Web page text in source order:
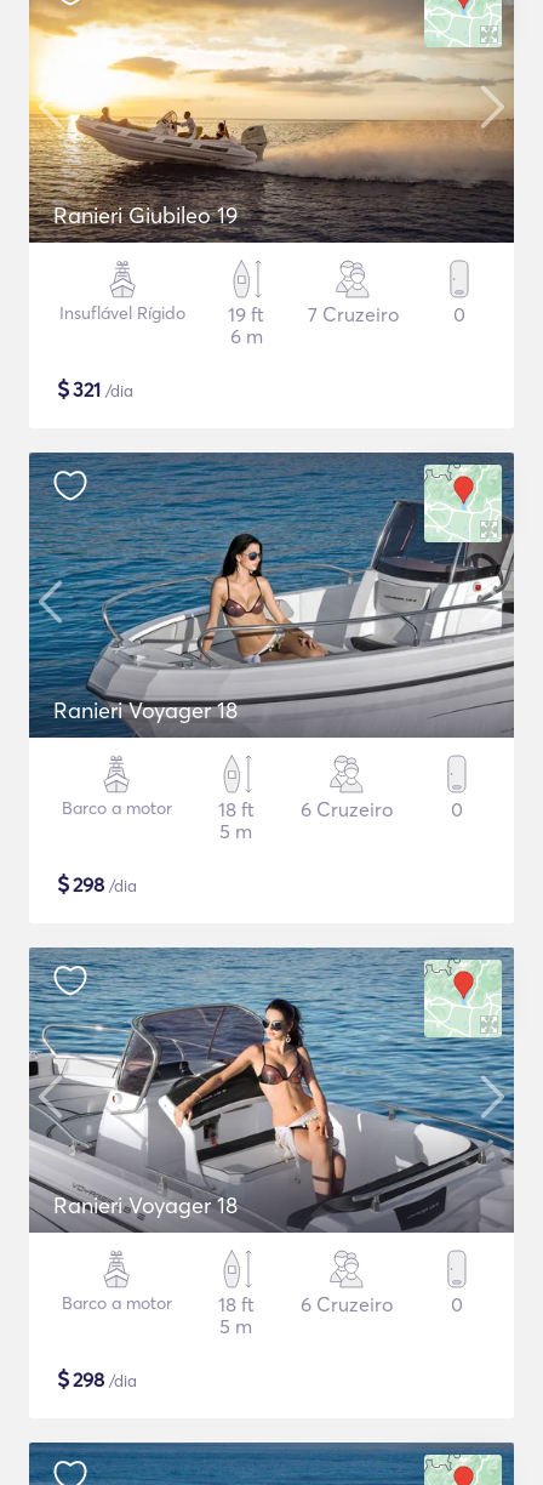
Ranieri Giubileo 19
Insuflável Rígido
19 ft
6 m
7 Cruzeiro 0
$321 /dia
Ranieri Voyager 18
Barco a motor
18 ft
5 m
6 Cruzeiro 0
$298 /dia
Ranieri Voyager 18
Barco a motor
18 ft
5 m
6 Cruzeiro 0
$298 /dia